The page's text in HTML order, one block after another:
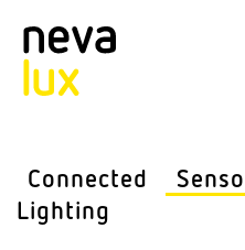
Connected
Lighting